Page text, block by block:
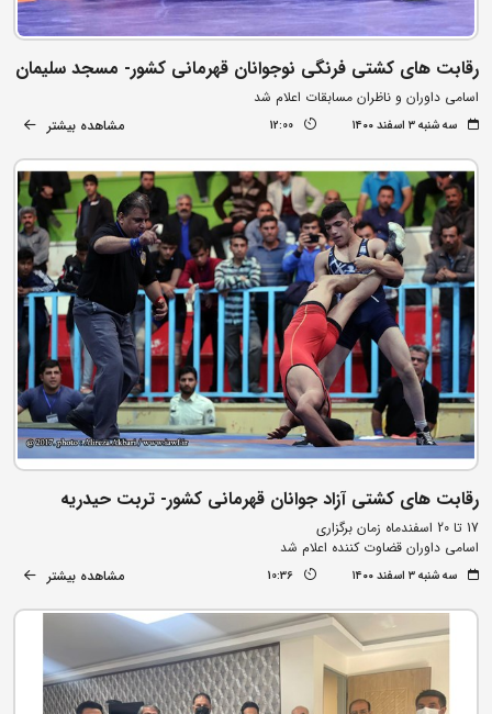
رقابت های کشتی فرنگی نوجوانان قهرمانی کشور- مسجد سلیمان
اسامی داوران و ناظران مسابقات اعلام شد
سه شنبه ۳ اسفند ۱۴۰۰ 12:00 مشاهده بیشتر
رقابت های کشتی آزاد جوانان قهرمانی کشور- تربت حیدریه
17 تا 20 اسفندماه زمان برگزاری
اسامی داوران قضاوت کننده اعلام شد
سه شنبه ۳ اسفند ۱۴۰۰ 10:36 مشاهده بیشتر